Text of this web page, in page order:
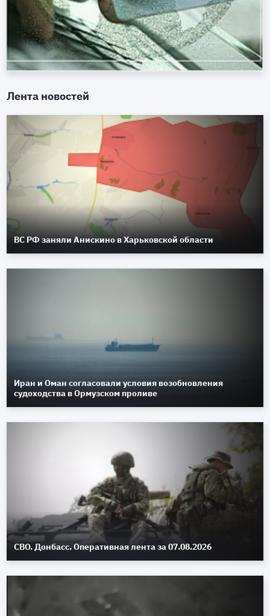
Лента новостей
ВС РФ заняли Анискино в Харьковской области
Иран и Оман согласовали условия возобновления
судоходства в Ормузском проливе
СВО. Донбасс. Оперативная лента за 07.08.2026